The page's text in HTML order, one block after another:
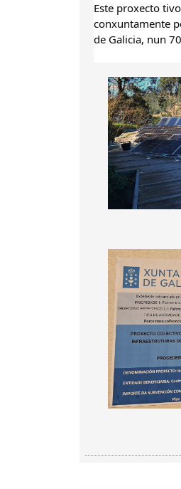
Este proxecto
conxuntamente
de Galicia, nun